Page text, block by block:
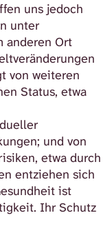
uns jedoch
unter
anderen Ort
von weiteren
Status, etwa
und von
etwa durch
entziehen sich
ist
Ihr Schutz